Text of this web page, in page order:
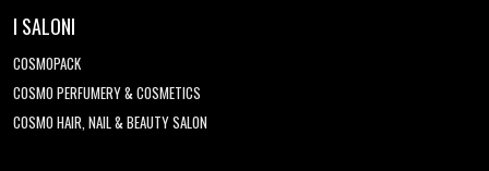
I SALONI
COSMOPACK
COSMO PERFUMERY & COSMETICS
COSMO HAIR, NAIL & BEAUTY SALON